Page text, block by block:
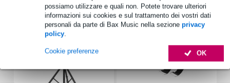
possiamo utilizzare e quali non. Potete trovare ulteriori
informazioni sui cookies e sul trattamento dei vostri dati
personali da parte di Bax Music nella sezione privacy
policy.
OK
Cookie preferenze